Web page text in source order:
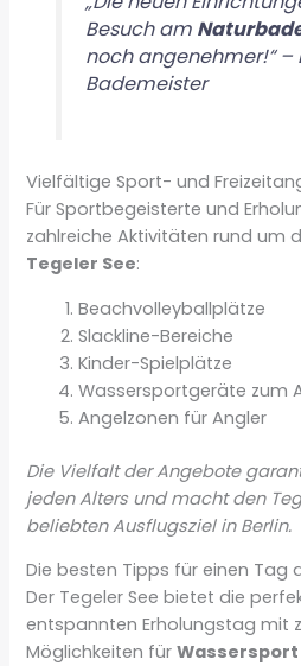
Besuch am
noch angenehmer!“ –
Bademeister
Vielfältige Sport- und
Für Sportbegeisterte und
zahlreiche Aktivitäten rund um
Tegeler See:
Beachvolleyballplätze
Slackline-Bereiche
Kinder-Spielplätze
Wassersportgeräte zum
Angelzonen für Angler
Die Vielfalt der Angebote
jeden Alters und macht den
beliebten Ausflugsziel in Berlin.
Die besten Tipps für einen Tag
Der Tegeler See bietet die
entspannten Erholungstag mit
Möglichkeiten fürWassersport